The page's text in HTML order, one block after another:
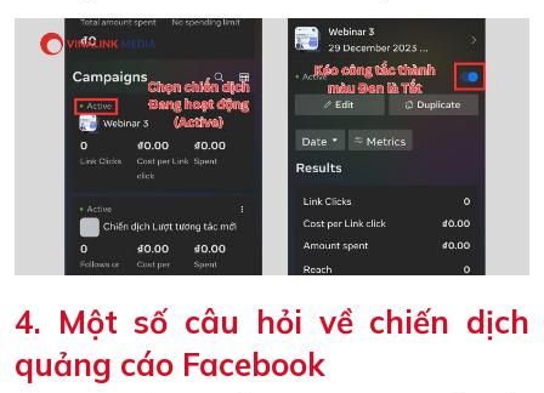
4. Một số câu hỏi về chiến dịch
quảng cáo Facebook